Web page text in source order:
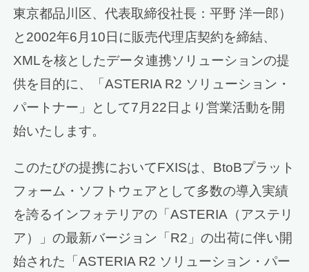
東京都品川区、代表取締役社長：平野 洋一郎）
と2002年6月10日に販売代理店契約を締結、
XMLを核としたデータ連携ソリューションの提
供を目的に、「ASTERIA R2 ソリューション・
パートナー」として7月22日より営業活動を開
始いたします。
このたびの提携においてFXISは、BtoBプラット
フォーム・ソフトウェアとして多数の導入実績
を誇るインフォテリアの「ASTERIA（アステリ
ア）」の最新バージョン「R2」の出荷に伴い開
始された「ASTERIA R2 ソリューション・パー